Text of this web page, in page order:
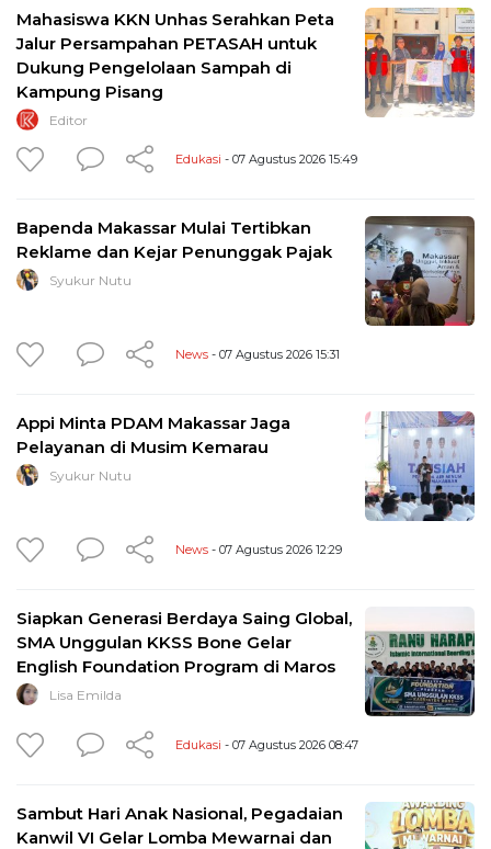
Mahasiswa KKN Unhas Serahkan Peta
Jalur Persampahan PETASAH untuk
Dukung Pengelolaan Sampah di
Kampung Pisang
Editor
Edukasi - 07 Agustus 2026 15:49
Bapenda Makassar Mulai Tertibkan
Reklame dan Kejar Penunggak Pajak
Syukur Nutu
News - 07 Agustus 2026 15:31
Appi Minta PDAM Makassar Jaga
Pelayanan di Musim Kemarau
Syukur Nutu
News - 07 Agustus 2026 12:29
Siapkan Generasi Berdaya Saing Global,
SMA Unggulan KKSS Bone Gelar
English Foundation Program di Maros
Lisa Emilda
Edukasi - 07 Agustus 2026 08:47
Sambut Hari Anak Nasional, Pegadaian
Kanwil VI Gelar Lomba Mewarnai dan